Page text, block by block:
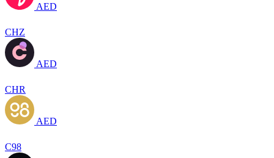
AED
CHZ
AED
CHR
AED
C98